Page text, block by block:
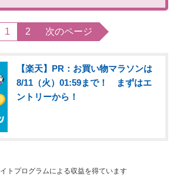
1 2 次のページ
【楽天】PR：お買い物マラソンは
8/11（火）01:59まで！ まずはエ
ントリーから！
トプログラムによる収益を得ています